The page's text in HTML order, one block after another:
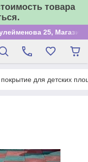
товара
25, Магазин
для детских